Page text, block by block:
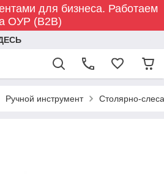
для бизнеса. Работаем
ОУР (B2B)
Ручной инструмент Столярно-